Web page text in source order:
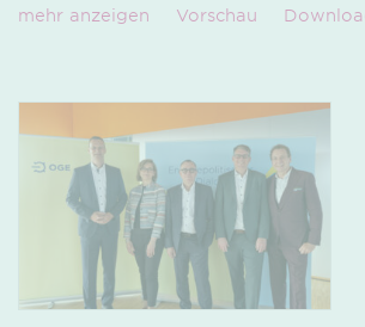
mehr anzeigen Vorschau